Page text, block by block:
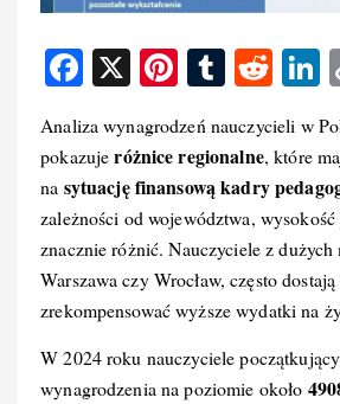
F
c
e
b
o
o
k
X
Pi
er
e
st
T
m
bl
r
R
d
di
t
I
Analiza wynagrodzeń nauczycieli w
pokazujeróżnice regionalne, które
na sytuację finansową kadry
zależności od województwa,
znacznie różnić. Nauczyciele z dużych
Warszawa czy Wrocław, często
zrekompensować wyższe wydatki na
W 2024 roku nauczyciele
wynagrodzenia na poziomie około